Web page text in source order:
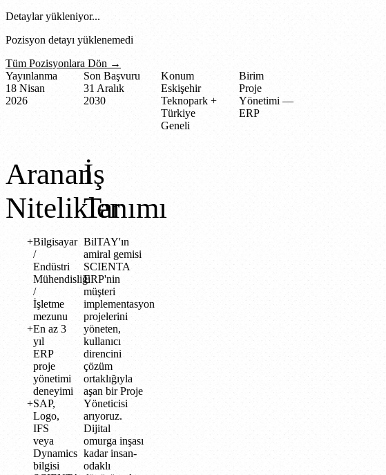
Detaylar yükleniyor...
Pozisyon detayı yüklenemedi
Tüm Pozisyonlara Dön →
Yayınlanma
18 Nisan
2026
Son Başvuru
31 Aralık
2030
Konum
Eskişehir
Teknopark +
Türkiye
Geneli
Birim
Proje
Yönetimi —
ERP
Aranan
Nitelikler
Bilgisayar
/
Endüstri
Mühendisliği
/
İşletme
mezunu
En az 3
yıl
ERP
proje
yönetimi
deneyimi
SAP,
Logo,
IFS
veya
Dynamics
bilgisi
İş
Tanımı
BilTAY'ın
amiral gemisi
SCIENTA
ERP'nin
müşteri
implementasyon
projelerini
yöneten,
kullanıcı
direncini
çözüm
ortaklığıyla
aşan bir Proje
Yöneticisi
arıyoruz.
Dijital
omurga inşası
kadar insan-
odaklı